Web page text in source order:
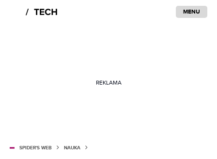
MENU
REKLAMA
SPIDER'S WEB NAUKA